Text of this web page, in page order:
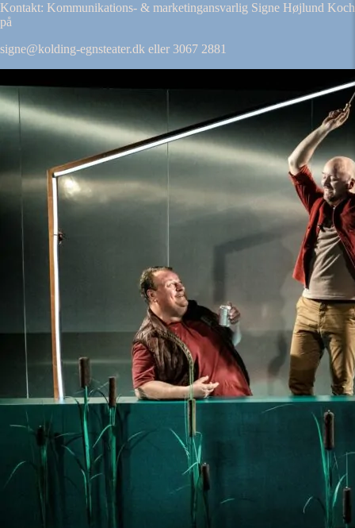
Kontakt: Kommunikations- & marketingansvarlig Signe Højlund Koch
på
signe@kolding-egnsteater.dk eller 3067 2881